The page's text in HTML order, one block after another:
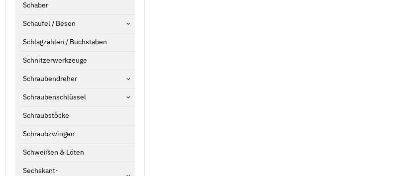
Schaber
Schaufel / Besen
Schlagzahlen / Buchstaben
Schnitzerwerkzeuge
Schraubendreher
Schraubenschlüssel
Schraubstöcke
Schraubzwingen
Schweißen & Löten
Sechskant-